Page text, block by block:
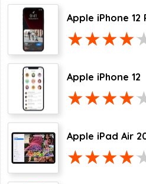
Apple iPhone 12
Apple iPhone 12
Apple iPad Air